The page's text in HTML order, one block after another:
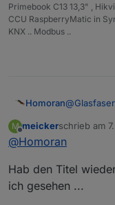
Primebook C13 13,3" ,
CCU RaspberryMatic in
KNX .. Modbus ..
Homoran@Glasfaser
M
Offline
meickerschrieb am
zuletzt
@Homoran
Hab den Titel
ich gesehen ...